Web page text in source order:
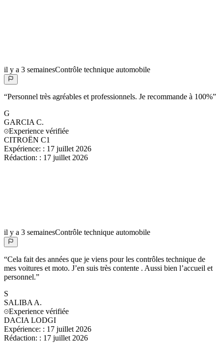
il y a 3 semainesContrôle technique automobile
“Personnel très agréables et professionnels. Je recommande à 100%”
G
GARCIA C.
Experience vérifiée
CITROËN C1
Expérience: : 17 juillet 2026
Rédaction: : 17 juillet 2026
il y a 3 semainesContrôle technique automobile
“Cela fait des années que je viens pour les contrôles technique de
mes voitures et moto. J’en suis très contente . Aussi bien l’accueil et
personnel.”
S
SALIBAA.
Experience vérifiée
DACIA LODGI
Expérience: : 17 juillet 2026
Rédaction: : 17 juillet 2026